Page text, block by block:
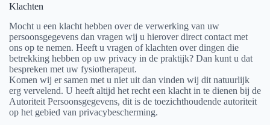
Klachten
Mocht u een klacht hebben over de verwerking van uw
persoonsgegevens dan vragen wij u hierover direct contact met
ons op te nemen. Heeft u vragen of klachten over dingen die
betrekking hebben op uw privacy in de praktijk? Dan kunt u dat
bespreken met uw fysiotherapeut.
Komen wij er samen met u niet uit dan vinden wij dit natuurlijk
erg vervelend. U heeft altijd het recht een klacht in te dienen bij de
Autoriteit Persoonsgegevens, dit is de toezichthoudende autoriteit
op het gebied van privacybescherming.